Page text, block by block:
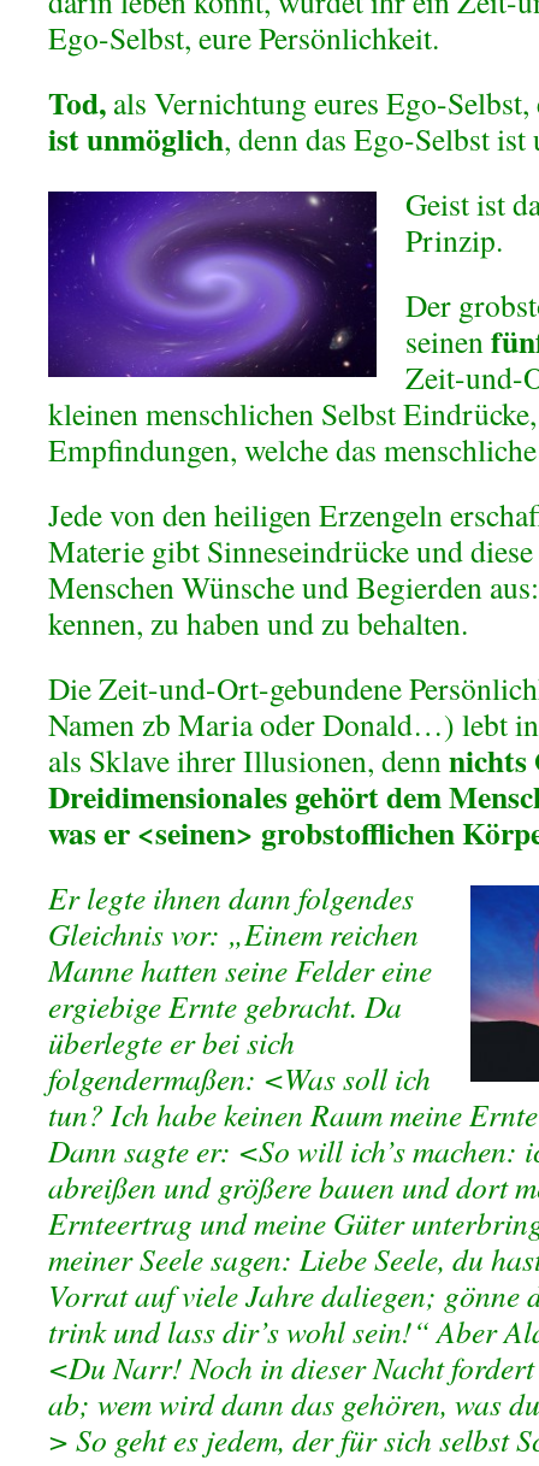
Ego-Selbst, eure Persönlichkeit.
Tod, als Vernichtung eures Ego-
ist unmöglich, denn das Ego-Selbst
Geist ist
Prinzip.
Der
seinen
Zeit-und-
kleinen menschlichen Selbst
Empfindungen, welche das
Jede von den heiligen Erzengeln
Materie gibt Sinneseindrücke und
Menschen Wünsche und Begierden
kennen, zu haben und zu behalten.
Die Zeit-und-Ort-gebundene
Namen zb Maria oder Donald…) lebt
als Sklave ihrer Illusionen, dennnichts
Dreidimensionales gehört dem
was er <seinen> grobstofflichen
Er legte ihnen dann folgendes
Gleichnis vor: „Einem reichen
Manne hatten seine Felder eine
ergiebige Ernte gebracht. Da
überlegte er bei sich
folgendermaßen: <Was soll ich
tun? Ich habe keinen Raum meine
Dann sagte er: <So will ich’s machen:
abreißen und größere bauen und dort
Ernteertrag und meine Güter
meiner Seele sagen: Liebe Seele, du
Vorrat auf viele Jahre daliegen; gönne
trink und lass dir’s wohl sein!“ Aber
<Du Narr! Noch in dieser Nacht
ab; wem wird dann das gehören, was
> So geht es jedem, der für sich selbst